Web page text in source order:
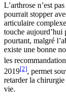
L’arthrose n’est
pourrait stopper
articulaire
touche aujourd’hui
pourtant, malgré
existe une bonne
les
2019[2], permet
retarder la chirurgie
vie.